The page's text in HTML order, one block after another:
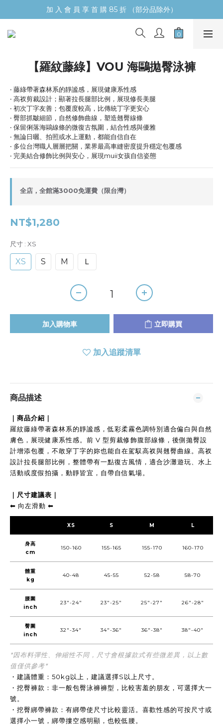
加 入 會 員 享 首 購 85 折 （部分品除外）
【羅紋藤綠】VOU 海鷗拋臀泳褲
‧ 藤綠帶著森林系的靜謐感，展現健康系性感
‧ 高衩剪裁設計；顯著拉長腿部比例，展現修長美腿
‧ 初次丁字友善；包覆度較高，比傳統丁字更安心
‧ 臀部抓皺細節，自然修飾曲線，塑造翹臀線條
‧ 保留俐落海鷗線條的微復古氛圍，結合性感與優雅
‧ 無論日曬、拍照或水上運動，都能自信自在
‧ 多位台灣職人層層把關，業界最高車縫密度提升穩定包覆感
‧ 完美結合修飾比例與安心，展現muii女孩自信姿態
全店，全館滿3000免運費（限台灣）
NT$1,280
尺寸 : XS
XS S M Ｌ
加入購物車 立即購買
加入追蹤清單
商品描述
｜商品介紹｜
羅紋藤綠帶著森林系的靜謐感，低彩柔霧色調特別適合偏白與自然
膚色，展現健康系性感。前 V 型剪裁修飾腹部線條，後側拋臀設
計增添包覆，不敢穿丁字的妳也能自在駕馭高衩與翹臀曲線。高衩
設計拉長腿部比例，整體帶有一點復古風情，適合沙灘遊玩、水上
活動或度假拍攝，動靜皆宜，自帶自信氣場。
｜尺寸建議表｜
⬅︎ 向左滑動 ⬅︎
XS S M L
身高
cm
150-160 155-165 155-170 160-170
體重
kg
40-48 45-55 52-58 58-70
腰圍
inch
23"-24" 23"-25" 25"-27" 26"-28"
臀圍
inch
32"-34" 34"-36" 36"-38" 38"-40"
*因布料彈性、伸縮性不同，尺寸會根據款式有些微差異，以上數
值僅供參考*
・建議體重：50kg以上，建議選擇S以上尺寸。
・挖臀褲款：非一般包臀泳褲褲型，比較害羞的朋友，可選擇大一
號。
・挖臀綁帶褲款：有綁帶使尺寸比較靈活。喜歡性感的可按尺寸或
選擇小一號，綁帶摟空感明顯，也較低腰。